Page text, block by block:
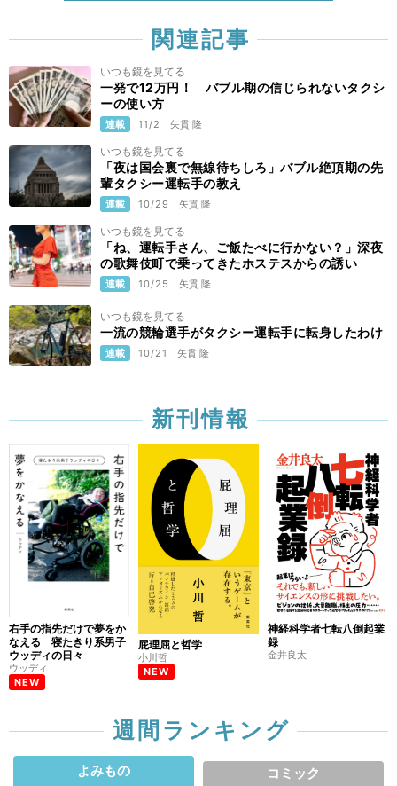
関連記事
いつも鏡を見てる
一発で12万円！ バブル期の信じられないタクシ
ーの使い方
連載 11/2 矢貫 隆
いつも鏡を見てる
「夜は国会裏で無線待ちしろ」バブル絶頂期の先
輩タクシー運転手の教え
連載 10/29 矢貫 隆
いつも鏡を見てる
「ね、運転手さん、ご飯たべに行かない？」深夜
の歌舞伎町で乗ってきたホステスからの誘い
連載 10/25 矢貫 隆
いつも鏡を見てる
一流の競輪選手がタクシー運転手に転身したわけ
連載 10/21 矢貫 隆
新刊情報
右手の指先だけで夢をか
なえる 寝たきり系男子
ウッディの日々
ウッディ
NEW
屁理屈と哲学
小川哲
NEW
神経科学者七転八倒起業
録
金井良太
週間ランキング
よみもの コミック